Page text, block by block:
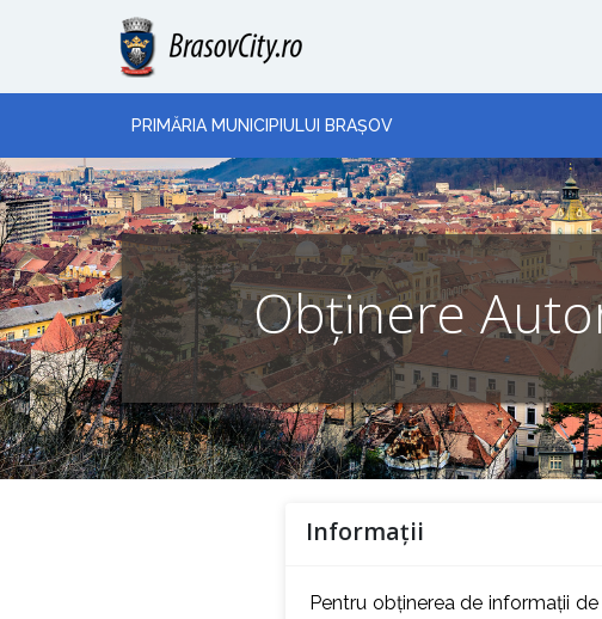
PRIMĂRIA MUNICIPIULUI BRAȘOV
Obținere
Informații
Pentru obținerea de informații